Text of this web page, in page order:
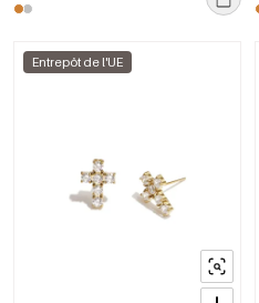
Entrepôt de l'UE